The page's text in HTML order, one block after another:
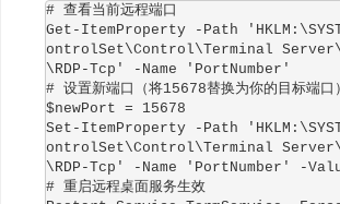
# 查看当前远程端口
Get-ItemProperty -Path
ontrolSet\Control\Terminal
\RDP-Tcp' -Name 'PortNumber'
# 设置新端口（将15678替换为你的目标端口）
$newPort = 15678
Set-ItemProperty -Path
ontrolSet\Control\Terminal
\RDP-Tcp' -Name 'PortNumber' -
# 重启远程桌面服务生效